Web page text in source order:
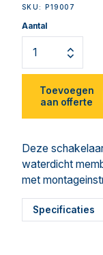
SKU: P19007
Aantal
Toevoegen
aan offerte
Deze
waterdicht
met
Specificaties